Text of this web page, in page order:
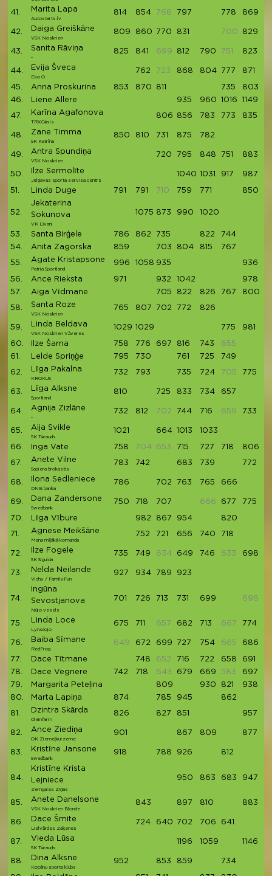
41. Marita Lapa
Autostarts.lv
814 854 768 797 778 869
42. Daiga Greiškāne
VSK Noskrien
809 860 770 831 700 829
43. Sanita Rāviņa
-
825 841 699 812 790 751 823
44. Evija Šveca
Eko O
762 723 868 804 777 871
45. Anna Proskurina 853 870 811 735 803
46.
Liene Allere 935 960 1016 1149
47. Karīna Agafonova
TRXCēsis
806 856 783 773 835
48. Zane Timma
SK Katrīna
850 810 731 875 782
49. Antra Spundiņa
VSK Noskrien
720 795 848 751 883
50. Ilze Sermolīte
Jelgavas sporta servisa centrs
1040 1031 917 987
51. Linda Duge 791 791 710 759 771 850
52.
Jekaterina
Sokunova
VK Līvani
1075 873 990 1020
53. Santa Birģele 786 862 735 822 744
54.
Anita Zagorska 859 703 804 815 767
55. Agate Kristapsone
Patria Sportland
996 1058 935 936
56. Ance Rieksta 971 932 1042 978
57.
Aiga Vīdmane 705 822 826 767 800
58. Santa Roze
VSK Noskrien
765 807 702 772 826
59. Linda Beldava
VSK Noskrien Vāveres
1029 1029 775 981
60. Ilze Šarna 758 776 697 816 743 655
61.
Lelde Spriņģe 795 730 761 725 749
62. Līga Pakalna
KROKUS
732 793 735 724 705 775
63. Līga Alksne
Sportland
810 725 833 734 657
64. Agnija Zizlāne
-
732 812 702 744 716 659 733
65. Aija Svikle
SK Tērauds
1021 664 1013 1033
66. Inga Vate 758 704 653 715 727 718 806
67. Anete Vilne
Sapiera brokastis
783 742 683 739 772
68. Ilona Sedleniece
DNB banka
786 702 763 765 666
69. Dana Zandersone
Swedbank
750 718 707 666 677 775
70. Līga Vībure 982 867 954 820
71. Agnese Meikšāne
Mana mīļākā komanda
752 721 656 740 718
72. Ilze Fogele
SK Sigulda
735 749 634 649 746 633 698
73. Nelda Neilande
Vichy / FamilyFun
927 934 789 923
74.
Ingūna
Sevostjanova
Nūjo vesels
701 726 713 731 699 696
75. Linda Loce
Lynxdojo
675 711 657 682 713 667 774
76. Baiba Sīmane
RedFrog
649 672 699 727 754 665 686
77. Dace Tītmane 748 652 716 722 658 691
78.
Dace Vegnere 742 718 643 679 669 583 697
79.
Margarita Peteļina 809 930 821 938
80.
Marta Lapiņa 874 785 945 862
81. Dzintra Skārda
Olainfarm
826 827 851 957
82. Ance Ziediņa
OK Ziemeļkurzeme
901 867 809 877
83. Kristīne Jansone
Swedbank
918 788 926 812
84.
Kristīne Krista
Lejniece
Zemgales Ziņas
950 863 683 947
85. Anete Danelsone
VSK Noskrien Blonde
843 897 810 883
86. Dace Šmite
Lielvārdes Zaķenes
724 640 702 706 641
87. Vieda Lūsa
SK Tērauds
1196 1059 1146
88. Dina Alksne
Kocēnu sporta klubs
952 853 859 734